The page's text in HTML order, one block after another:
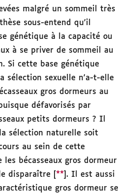
malgré un sommeil très
sous-entend qu’il
génétique à la capacité ou
à se priver de sommeil au
Si cette base génétique
sélection sexuelle n’a-t-elle
gros dormeurs au
défavorisés par
petits dormeurs ? Il
sélection naturelle soit
au sein de cette
bécasseaux gros dormeur
disparaître [ ** ]. Il est aussi
gros dormeur se